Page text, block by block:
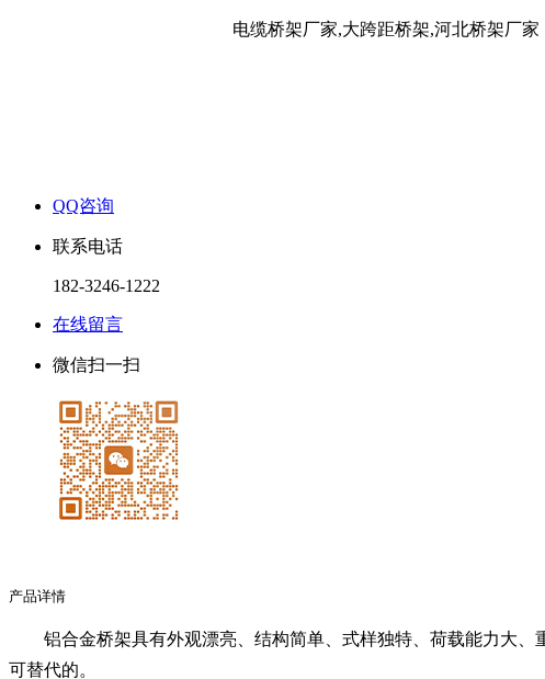
产品详情
铝合金桥架具有外观漂亮、结构简单、式样独特、荷载能力大
可替代的。
电缆桥架厂家,大跨距桥架,河北桥架厂家
QQ咨询
联系电话
182-3246-1222
在线留言
微信扫一扫